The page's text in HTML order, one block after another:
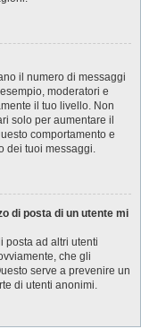
il numero di messaggi
moderatori e
il tuo livello. Non
solo per aumentare il
comportamento e
dei tuoi messaggi.
di posta di un utente mi
posta ad altri utenti
che gli
serve a prevenire un
di utenti anonimi.